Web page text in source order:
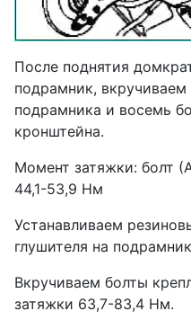
После поднятия
подрамник,
подрамника и восемь
кронштейна.
Момент затяжки: болт
44,1-53,9 Нм
Устанавливаем
глушителя на подрамник
Вкручиваем болты
затяжки 63,7-83,4 Нм.